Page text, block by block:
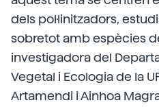
dels pol·linitzadors,
sobretot amb espècies
investigadora del
Vegetal i Ecologia de la
Artamendi i Ainhoa